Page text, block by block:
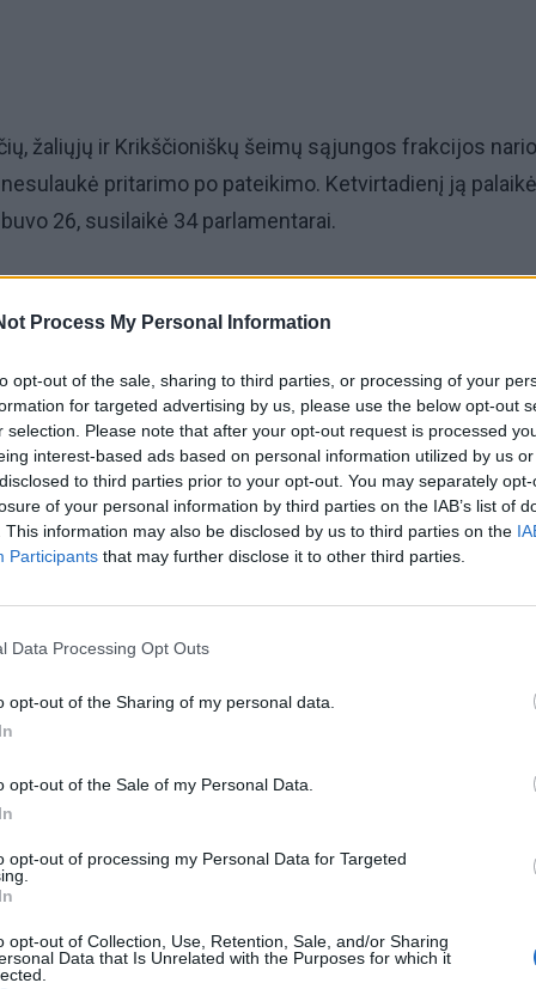
Process My Personal Information
opt-out of the sale, sharing to third parties, or processing of your
for targeted advertising by us, please use the below opt-out
selection. Please note that after your opt-out request is processed
interest-based ads based on personal information utilized by us
to third parties prior to your opt-out. You may separately
of your personal information by third parties on the IAB’s list of
This information may also be disclosed by us to third parties on the
Participants that may further disclose it to other third parties.
Data Processing Opt Outs
opt-out of the Sharing of my personal data.
opt-out of the Sale of my Personal Data.
opt-out of processing my Personal Data for Targeted
opt-out of Collection, Use, Retention, Sale, and/or Sharing
Data that Is Unrelated with the Purposes for which it
žaliųjų ir Krikščioniškų šeimų sąjungos frakcijos
pritarimo po pateikimo. Ketvirtadienį ją
26, susilaikė 34 parlamentarai.
lytiškumo ugdymo temos.
teisės spręsti dėl lytiškumo pamokų savo vaikams,
privalėtų ją turėti“, – Seimui pateikdamas Švietimo